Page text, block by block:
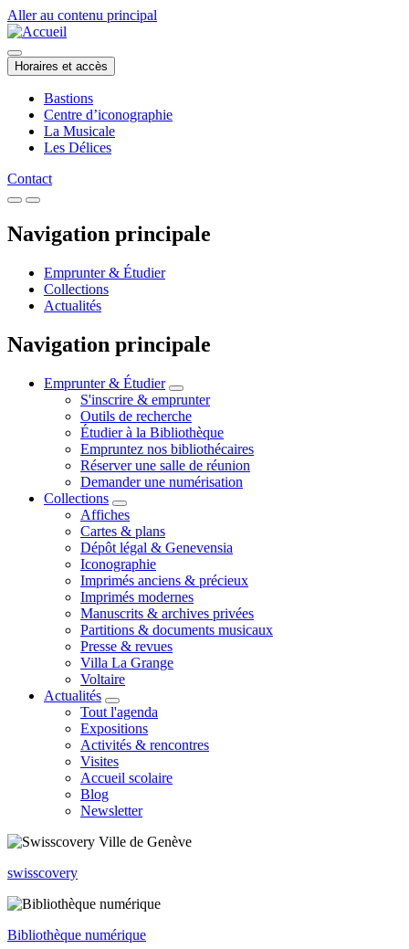
Aller au contenu principal
Horaires et accès
Bastions
Centre d’iconographie
La Musicale
Les Délices
Contact
Navigation principale
Emprunter & Étudier
Collections
Actualités
Navigation principale
Emprunter & Étudier
S'inscrire & emprunter
Outils de recherche
Étudier à la Bibliothèque
Empruntez nos bibliothécaires
Réserver une salle de réunion
Demander une numérisation
Collections
Affiches
Cartes & plans
Dépôt légal & Genevensia
Iconographie
Imprimés anciens & précieux
Imprimés modernes
Manuscrits & archives privées
Partitions & documents musicaux
Presse & revues
Villa La Grange
Voltaire
Actualités
Tout l'agenda
Expositions
Activités & rencontres
Visites
Accueil scolaire
Blog
Newsletter
swisscovery
Bibliothèque numérique